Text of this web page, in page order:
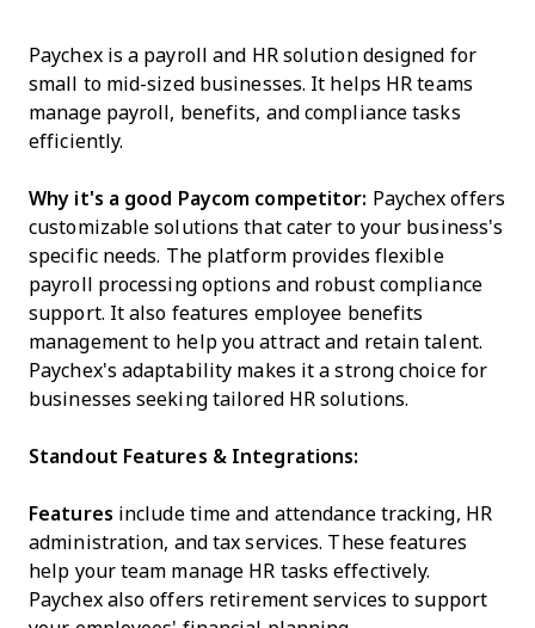
Paychex is a payroll and HR solution designed for
small to mid-sized businesses. It helps HR teams
manage payroll, benefits, and compliance tasks
efficiently.
Why it's a good Paycom competitor: Paychex offers
customizable solutions that cater to your business's
specific needs. The platform provides flexible
payroll processing options and robust compliance
support. It also features employee benefits
management to help you attract and retain talent.
Paychex's adaptability makes it a strong choice for
businesses seeking tailored HR solutions.
Standout Features & Integrations:
Features include time and attendance tracking, HR
administration, and tax services. These features
help your team manage HR tasks effectively.
Paychex also offers retirement services to support